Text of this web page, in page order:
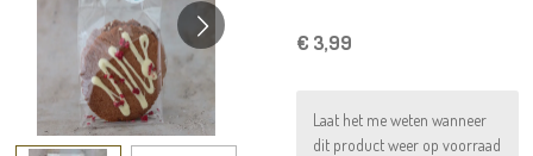
€ 3,99
Laat het me weten wanneer
dit product weer op voorraad